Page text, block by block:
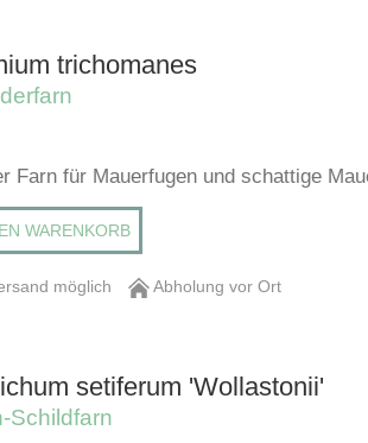
trichomanes
Farn für Mauerfugen und schattige
WARENKORB
möglich Abholung vor Ort
setiferum 'Wollastonii'
Schildfarn